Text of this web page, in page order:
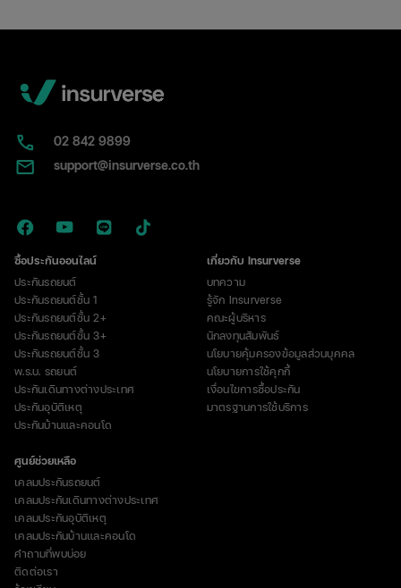
02​ 842 9899
support@insurverse.co.th
ซื้อประกันออนไลน์
ประกันรถยนต์
ประกันรถยนต์ชั้น 1
ประกันรถยนต์ชั้น 2+
ประกันรถยนต์ชั้น 3+
ประกันรถยนต์ชั้น 3
พ.ร.บ. รถยนต์
ประกันเดินทางต่างประเทศ
ประกันอุบัติเหตุ
ประกันบ้านและคอนโด
เกี่ยวกับ Insurverse
บทความ
รู้จัก Insurverse
คณะผู้บริหาร
นักลงทุนสัมพันธ์
นโยบายคุ้มครองข้อมูลส่วนบุคคล
นโยบายการใช้คุกกี้
เงื่อนไขการซื้อประกัน
มาตรฐานการใช้บริการ
ศูนย์ช่วยเหลือ
เคลมประกันรถยนต์
เคลมประกันเดินทางต่างประเทศ
เคลมประกันอุบัติเหตุ
เคลมประกันบ้านและคอนโด
คำถามที่พบบ่อย
ติดต่อเรา